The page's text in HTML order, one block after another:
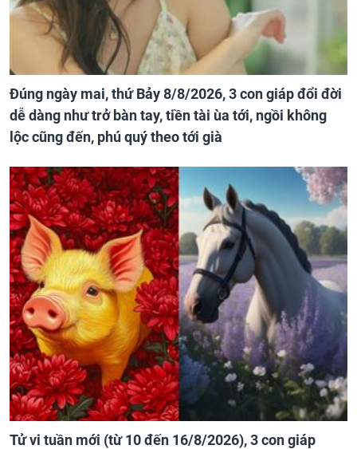
Đúng ngày mai, thứ Bảy 8/8/2026, 3 con giáp đổi đời
dễ dàng như trở bàn tay, tiền tài ùa tới, ngồi không
lộc cũng đến, phú quý theo tới già
Tử vi tuần mới (từ 10 đến 16/8/2026), 3 con giáp